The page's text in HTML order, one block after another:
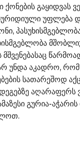
ქონების გაყიდვას
უფლება
უნდა აკადრო, რომ
სათარეშოდ
აღარაფერს
გურია-